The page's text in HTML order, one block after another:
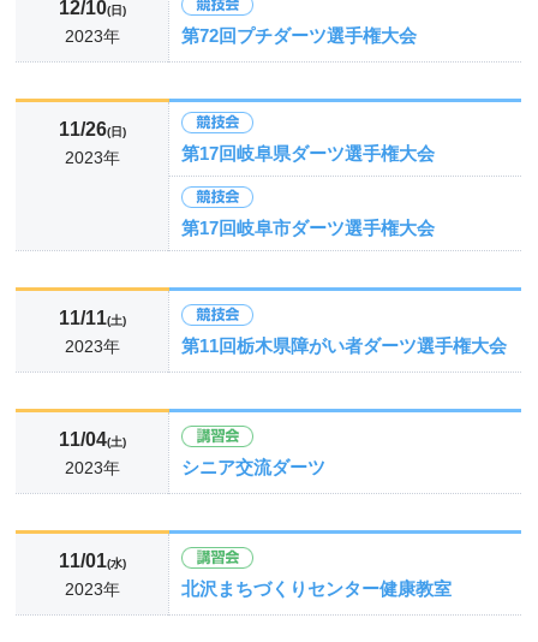
12/10(日)
2023年 第72回プチダーツ選手権大会
11/26(日)
2023年 第17回岐阜県ダーツ選手権大会
第17回岐阜市ダーツ選手権大会
11/11(土)
2023年 第11回栃木県障がい者ダーツ選手権大会
11/04(土)
2023年 シニア交流ダーツ
11/01(水)
2023年 北沢まちづくりセンター健康教室